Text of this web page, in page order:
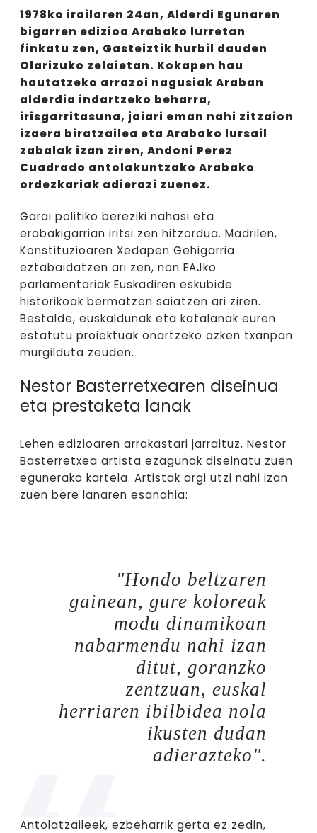
1978ko irailaren 24an, Alderdi Egunaren
bigarren edizioa Arabako lurretan
finkatu zen, Gasteiztik hurbil dauden
Olarizuko zelaietan. Kokapen hau
hautatzeko arrazoi nagusiak Araban
alderdia indartzeko beharra,
irisgarritasuna, jaiari eman nahi zitzaion
izaera biratzailea eta Arabako lursail
zabalak izan ziren, Andoni Perez
Cuadrado antolakuntzako Arabako
ordezkariak adierazi zuenez.
Garai politiko bereziki nahasi eta
erabakigarrian iritsi zen hitzordua. Madrilen,
Konstituzioaren Xedapen Gehigarria
eztabaidatzen ari zen, non EAJko
parlamentariak Euskadiren eskubide
historikoak bermatzen saiatzen ari ziren.
Bestalde, euskaldunak eta katalanak euren
estatutu proiektuak onartzeko azken txanpan
murgilduta zeuden.
Nestor Basterretxearen diseinua
eta prestaketa lanak
Lehen edizioaren arrakastari jarraituz, Nestor
Basterretxea artista ezagunak diseinatu zuen
egunerako kartela. Artistak argi utzi nahi izan
zuen bere lanaren esanahia:
"Hondo beltzaren
gainean, gure koloreak
modu dinamikoan
nabarmendu nahi izan
ditut, goranzko
zentzuan, euskal
herriaren ibilbidea nola
ikusten dudan
adierazteko".
Antolatzaileek, ezbeharrik gerta ez zedin,